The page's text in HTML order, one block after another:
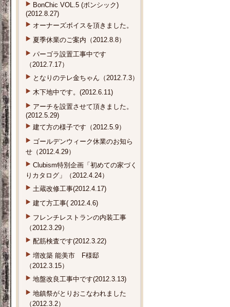
BonChic VOL.5 (ボンシック)
(2012.8.27)
オーナーズボイスを頂きました。
夏季休業のご案内（2012.8.8）
パーゴラ設置工事中です
（2012.7.17）
となりのテレ金ちゃん（2012.7.3）
木下地中です。(2012.6.11)
アーチを設置させて頂きました。
(2012.5.29)
建て方の様子です（2012.5.9）
ゴールデンウィーク休業のお知ら
せ（2012.4.29）
Clubism特別企画「初めての家づく
りカタログ」（2012.4.24）
土蔵改修工事(2012.4.17)
建て方工事( 2012.4.6)
フレンチレストランの内装工事
（2012.3.29）
配筋検査です(2012.3.22)
増改築 能美市 F様邸
（2012.3.15）
地盤改良工事中です(2012.3.13)
地鎮祭がとりおこなわれました
（2012.3.2）